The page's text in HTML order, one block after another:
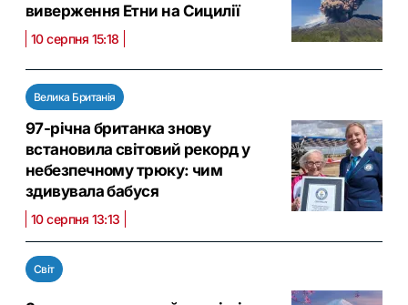
виверження Етни на Сицилії
10 серпня 15:18
Велика Британія
97-річна британка знову
встановила світовий рекорд у
небезпечному трюку: чим
здивувала бабуся
10 серпня 13:13
Світ